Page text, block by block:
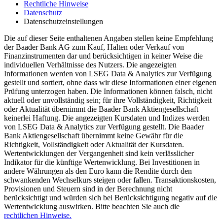
Rechtliche Hinweise
Datenschutz
Datenschutzeinstellungen
Die auf dieser Seite enthaltenen Angaben stellen keine Empfehlung
der Baader Bank AG zum Kauf, Halten oder Verkauf von
Finanzinstrumenten dar und berücksichtigen in keiner Weise die
individuellen Verhältnisse des Nutzers. Die angezeigten
Informationen werden von LSEG Data & Analytics zur Verfügung
gestellt und sortiert, ohne dass wir diese Informationen einer eigenen
Prüfung unterzogen haben. Die Informationen können falsch, nicht
aktuell oder unvollständig sein; für ihre Vollständigkeit, Richtigkeit
oder Aktualität übernimmt die Baader Bank Aktiengesellschaft
keinerlei Haftung. Die angezeigten Kursdaten und Indizes werden
von LSEG Data & Analytics zur Verfügung gestellt. Die Baader
Bank Aktiengesellschaft übernimmt keine Gewähr für die
Richtigkeit, Vollständigkeit oder Aktualität der Kursdaten.
Wertentwicklungen der Vergangenheit sind kein verlässlicher
Indikator für die künftige Wertenwicklung. Bei Investitionen in
andere Währungen als den Euro kann die Rendite durch den
schwankenden Wechselkurs steigen oder fallen. Transaktionskosten,
Provisionen und Steuern sind in der Berechnung nicht
berücksichtigt und würden sich bei Berücksichtigung negativ auf die
Wertentwicklung auswirken. Bitte beachten Sie auch die
rechtlichen Hinweise.